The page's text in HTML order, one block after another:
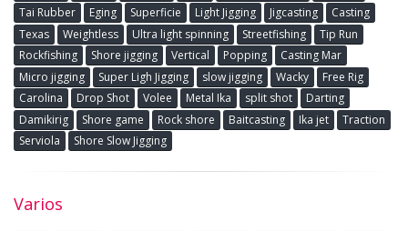
Tai Rubber
Eging Superficie Light Jigging Jigcasting
Casting
Texas
Weightless Ultra light spinning Streetfishing
Tip Run
Rockfishing
Shore jigging Vertical Popping
Casting Mar
Micro jigging
Super Ligh Jigging slow jigging Wacky
Free Rig
Carolina
Drop Shot Volee Metal Ika split shot
Darting
Damikirig
Shore game Rock shore Baitcasting Ika jet
Traction
Serviola
Shore Slow Jigging
Varios